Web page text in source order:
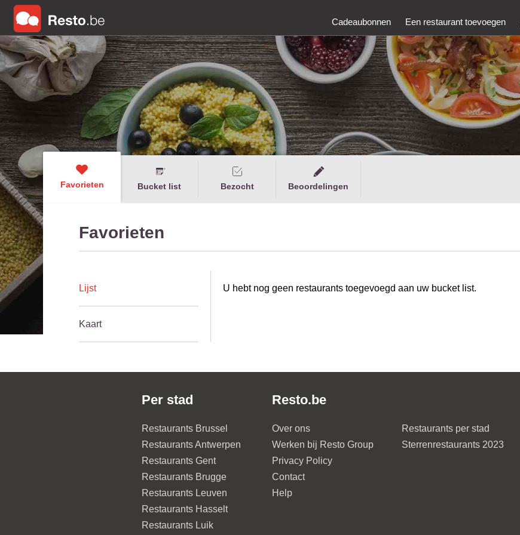
Cadeaubonnen Een restaurant toevoegen
Favorieten Bucket list Bezocht Beoordelingen
Favorieten
Lijst
Kaart
U hebt nog geen restaurants toegevoegd aan uw bucket list.
Per stad
Restaurants Brussel
Restaurants Antwerpen
Restaurants Gent
Restaurants Brugge
Restaurants Leuven
Restaurants Hasselt
Restaurants Luik
Resto.be
Over ons
Werken bij Resto Group
Privacy Policy
Contact
Help
Restaurants per stad
Sterrenrestaurants 2023